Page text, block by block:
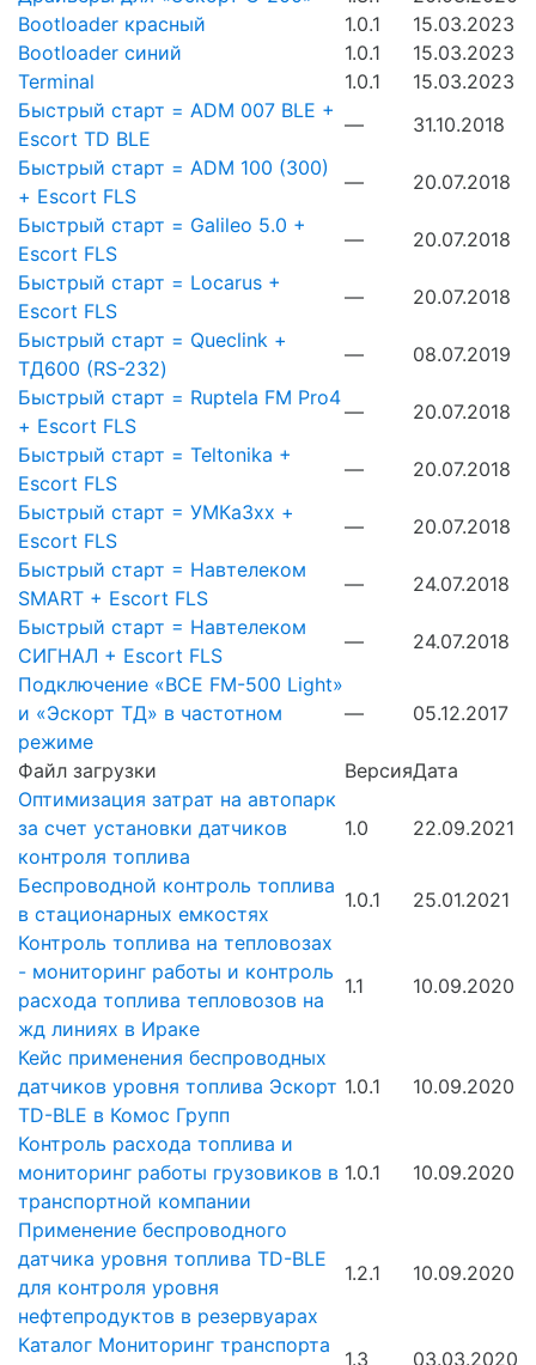
Bootloader красный
1.0.1
15.03.2023
Bootloader синий
1.0.1
15.03.2023
Terminal
1.0.1
15.03.2023
Быстрый старт = ADM 007 BLE +
Escort TD BLE
—
31.10.2018
Быстрый старт = ADM 100 (300)
+ Escort FLS
—
20.07.2018
Быстрый старт = Galileo 5.0 +
Escort FLS
—
20.07.2018
Быстрый старт = Locarus +
Escort FLS
—
20.07.2018
Быстрый старт = Queclink +
ТД600 (RS-232)
—
08.07.2019
Быстрый старт = Ruptela FM Pro4
+ Escort FLS
—
20.07.2018
Быстрый старт = Teltonika +
Escort FLS
—
20.07.2018
Быстрый старт = УМКа3хх +
Escort FLS
—
20.07.2018
Быстрый старт = Навтелеком
SMART + Escort FLS
—
24.07.2018
Быстрый старт = Навтелеком
СИГНАЛ + Escort FLS
—
24.07.2018
Подключение «ВСЕ FM-500 Light»
и «Эскорт ТД» в частотном
режиме
— 05.12.2017
Файл загрузки ВерсияДата
Оптимизация затрат на автопарк
за счет установки датчиков
контроля топлива
1.0 22.09.2021
Беспроводной контроль топлива
в стационарных емкостях
1.0.1
25.01.2021
Контроль топлива на тепловозах
- мониторинг работы и контроль
расхода топлива тепловозов на
жд линиях в Ираке
1.1 10.09.2020
Кейс применения беспроводных
датчиков уровня топлива Эскорт
TD-BLE в Комос Групп
1.0.1 10.09.2020
Контроль расхода топлива и
мониторинг работы грузовиков в
транспортной компании
1.0.1 10.09.2020
Применение беспроводного
датчика уровня топлива TD-BLE
для контроля уровня
нефтепродуктов в резервуарах
1.2.1 10.09.2020
Каталог Мониторинг транспорта
1.3 03.03.2020